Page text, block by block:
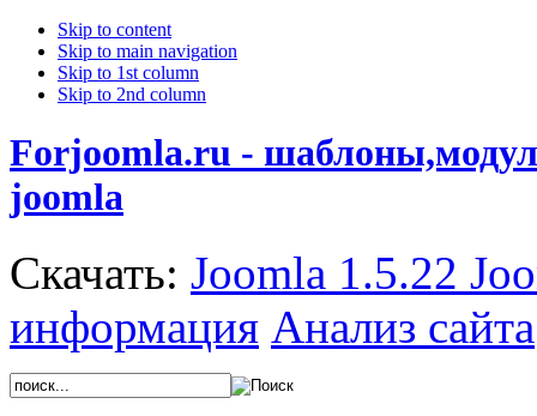
Skip to content
Skip to main navigation
Skip to 1st column
Skip to 2nd column
Forjoomla.ru -
joomla
Скачать: Joomla 1.5.22
информация Анализ сайта